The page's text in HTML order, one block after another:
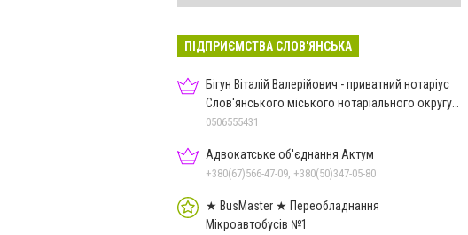
ПІДПРИЄМСТВА СЛОВ'ЯНСЬКА
Бігун Віталій Валерійович - приватний нотаріус
Слов'янського міського нотаріального округу
Дон.обл.
0506555431
Адвокатське об'єднання Актум
+380(67)566-47-09, +380(50)347-05-80
★ BusMaster ★ Переобладнання
Мікроавтобусів №1